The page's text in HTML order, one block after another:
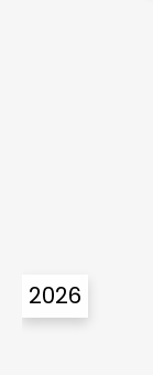
2026